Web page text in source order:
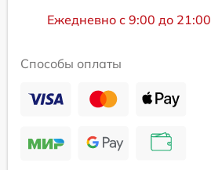
Ежедневно с 9:00 до 21:00
Способы оплаты